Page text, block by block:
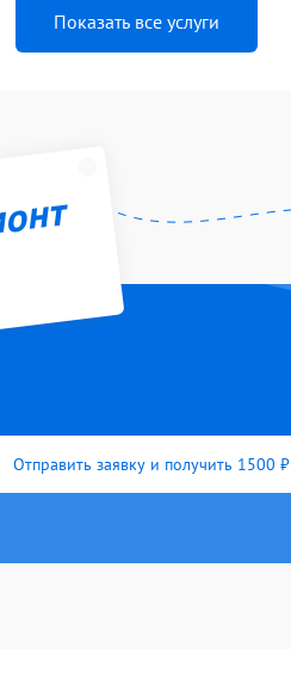
Показать все услуги
Отправить заявку и получить 1500 ₽